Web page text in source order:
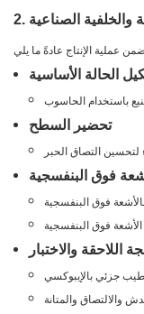
والخلفية الصناعية
الحالة الأساسية
تحضير السطح
لتحسين التصاق الحبر
فوق البنفسجية
فوق البنفسجية
فوق البنفسجية
اللاحقة والاختبار
جزئي بالإيبوكسي
والالتصاق والمتانة